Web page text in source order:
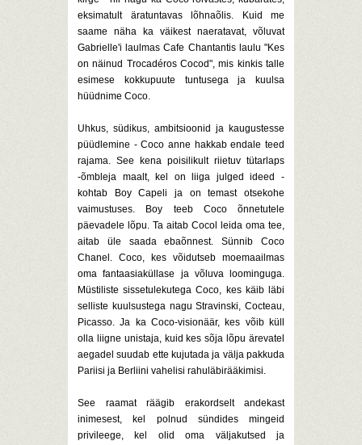
eksimatult äratuntavas lõhnaõlis. Kuid me
saame näha ka väikest naeratavat, võluvat
Gabrielle'i laulmas Cafe Chantantis laulu "Kes
on näinud Trocadéros Cocod", mis kinkis talle
esimese kokkupuute tuntusega ja kuulsa
hüüdnime Coco.
Uhkus, südikus, ambitsioonid ja kaugustesse
püüdlemine - Coco anne hakkab endale teed
rajama. See kena poisilikult riietuv tütarlaps
-õmbleja maalt, kel on liiga julged ideed -
kohtab Boy Capeli ja on temast otsekohe
vaimustuses. Boy teeb Coco õnnetutele
päevadele lõpu. Ta aitab Cocol leida oma tee,
aitab üle saada ebaõnnest. Sünnib Coco
Chanel. Coco, kes võidutseb moemaailmas
oma fantaasiaküllase ja võluva loominguga.
Müstiliste sissetulekutega Coco, kes käib läbi
selliste kuulsustega nagu Stravinski, Cocteau,
Picasso. Ja ka Coco-visionäär, kes võib küll
olla liigne unistaja, kuid kes sõja lõpu ärevatel
aegadel suudab ette kujutada ja välja pakkuda
Pariisi ja Berliini vahelisi rahuläbirääkimisi.
See raamat räägib erakordselt andekast
inimesest, kel polnud sündides mingeid
privileege, kel olid oma väljakutsed ja